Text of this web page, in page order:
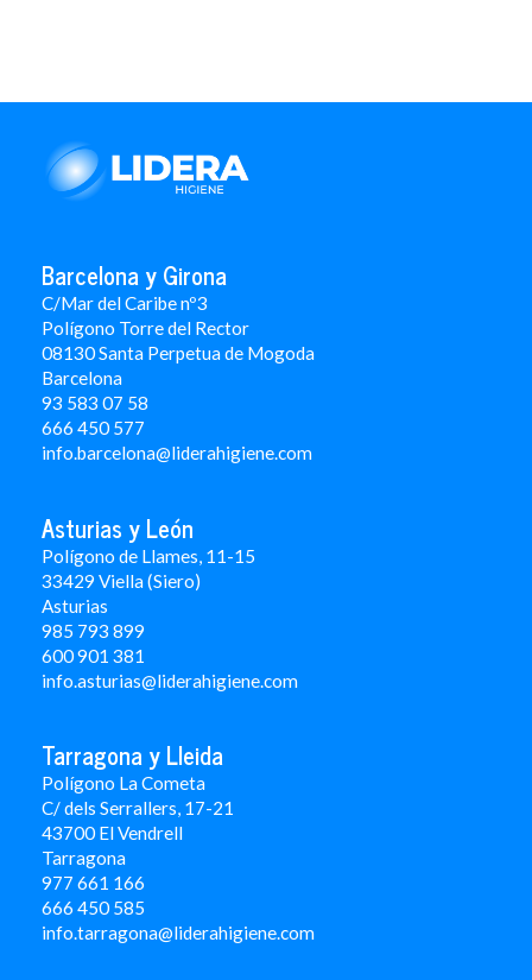
Barcelona y Girona
C/Mar del Caribe nº3
Polígono Torre del Rector
08130 Santa Perpetua de Mogoda
Barcelona
93 583 07 58
666 450 577
info.barcelona@liderahigiene.com
Asturias y León
Polígono de Llames, 11-15
33429 Viella (Siero)
Asturias
985 793 899
600 901 381
info.asturias@liderahigiene.com
Tarragona y Lleida
Polígono La Cometa
C/ dels Serrallers, 17-21
43700 El Vendrell
Tarragona
977 661 166
666 450 585
info.tarragona@liderahigiene.com